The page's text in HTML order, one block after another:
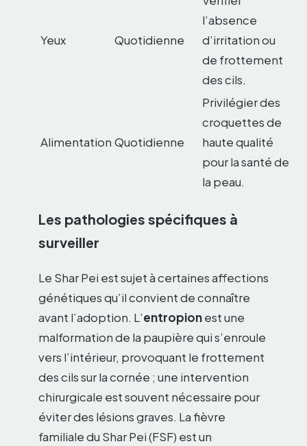
Yeux Quotidienne
l’absence
d’irritation ou
de frottement
des cils.
Alimentation Quotidienne
Privilégier des
croquettes de
haute qualité
pour la santé de
la peau.
Les pathologies spécifiques à
surveiller
Le Shar Pei est sujet à certaines affections
génétiques qu’il convient de connaître
avant l’adoption. L’entropionest une
malformation de la paupière qui s’enroule
vers l’intérieur, provoquant le frottement
des cils sur la cornée ; une intervention
chirurgicale est souvent nécessaire pour
éviter des lésions graves. La fièvre
familiale du Shar Pei (FSF) est un